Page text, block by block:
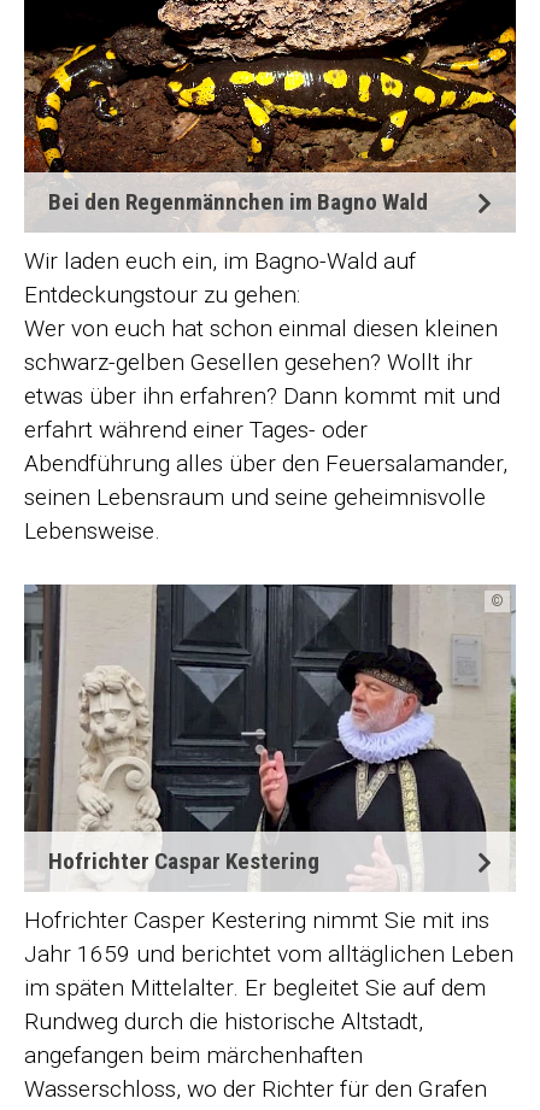
Bei den Regenmännchen im Bagno Wald
Wir laden euch ein, im Bagno-Wald auf
Entdeckungstour zu gehen:
Wer von euch hat schon einmal diesen kleinen
schwarz-gelben Gesellen gesehen? Wollt ihr
etwas über ihn erfahren? Dann kommt mit und
erfahrt während einer Tages- oder
Abendführung alles über den Feuersalamander,
seinen Lebensraum und seine geheimnisvolle
Lebensweise.
©
Hofrichter Caspar Kestering
Hofrichter Casper Kestering nimmt Sie mit ins
Jahr 1659 und berichtet vom alltäglichen Leben
im späten Mittelalter. Er begleitet Sie auf dem
Rundweg durch die historische Altstadt,
angefangen beim märchenhaften
Wasserschloss, wo der Richter für den Grafen